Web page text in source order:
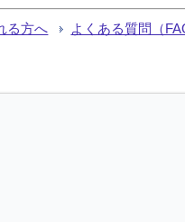
る方へ よくある質問（